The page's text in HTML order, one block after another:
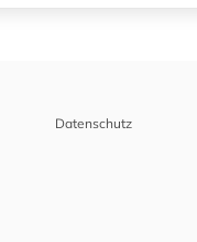
Datenschutz